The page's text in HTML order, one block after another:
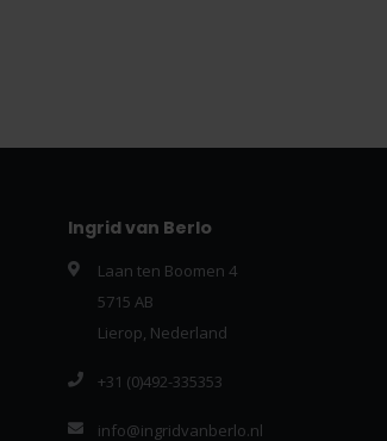
Ingrid van Berlo
Laan ten Boomen 4
5715 AB
Lierop, Nederland
+31 (0)492-335353
info@ingridvanberlo.nl